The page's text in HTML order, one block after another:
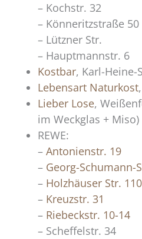
– Kochstr. 32
– Könneritzstraße 50
– Lützner Str.
– Hauptmannstr. 6
Kostbar, Karl-Heine-
Lebensart Naturkost
Lieber Lose,
im Weckglas + Miso)
REWE:
– Antonienstr. 19
– Georg-Schumann-
– Holzhäuser Str. 110
– Kreuzstr. 31
– Riebeckstr. 10-14
– Scheffelstr. 34